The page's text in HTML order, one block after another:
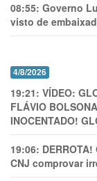
08:55: Governo
visto de
4/8/2026
19:21: VÍDEO:
FLÁVIO
INOCENTADO!
19:06:
CNJ comprovar